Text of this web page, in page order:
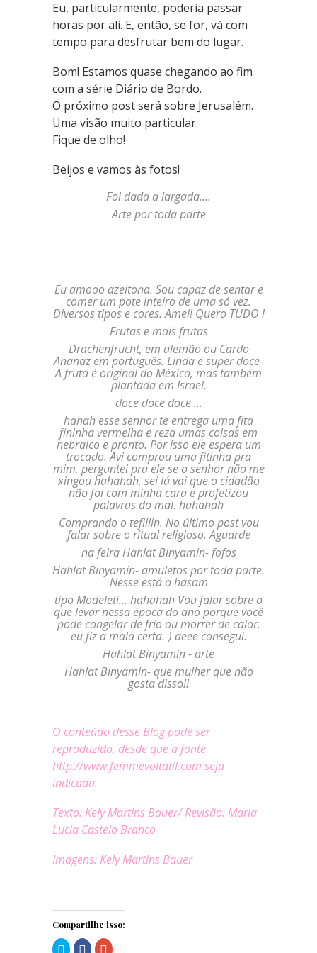
Eu, particularmente, poderia passar
horas por ali. E, então, se for, vá com
tempo para desfrutar bem do lugar.
Bom! Estamos quase chegando ao fim
com a série Diário de Bordo.
O próximo post será sobre Jerusalém.
Uma visão muito particular.
Fique de olho!
Beijos e vamos às fotos!
Foi dada a largada….
Arte por toda parte
Eu amooo azeitona. Sou capaz de sentar e
comer um pote inteiro de uma só vez.
Diversos tipos e cores. Amei! Quero TUDO !
Frutas e mais frutas
Drachenfrucht, em alemão ou Cardo
Ananaz em português. Linda e super doce-
A fruta é original do México, mas também
plantada em Israel.
doce doce doce …
hahah esse senhor te entrega uma fita
fininha vermelha e reza umas coisas em
hebraico e pronto. Por isso ele espera um
trocado. Avi comprou uma fitinha pra
mim, perguntei pra ele se o senhor não me
xingou hahahah, sei lá vai que o cidadão
não foi com minha cara e profetizou
palavras do mal. hahahah
Comprando o tefillin. No último post vou
falar sobre o ritual religioso. Aguarde
na feira Hahlat Binyamin- fofos
Hahlat Binyamin- amuletos por toda parte.
Nesse está o hasam
tipo Modeleti… hahahah Vou falar sobre o
que levar nessa época do ano porque você
pode congelar de frio ou morrer de calor.
eu fiz a mala certa.-) aeee consegui.
Hahlat Binyamin - arte
Hahlat Binyamin- que mulher que não
gosta disso!!
O conteúdo desse Blog pode ser
reproduzido, desde que a fonte
http://www.femmevoltatil.com seja
indicada.
Texto: Kely Martins Bauer/ Revisão: Maria
Lucia Castelo Branco
Imagens: Kely Martins Bauer
Compartilhe isso:
CliqueCliqueCompartilhe